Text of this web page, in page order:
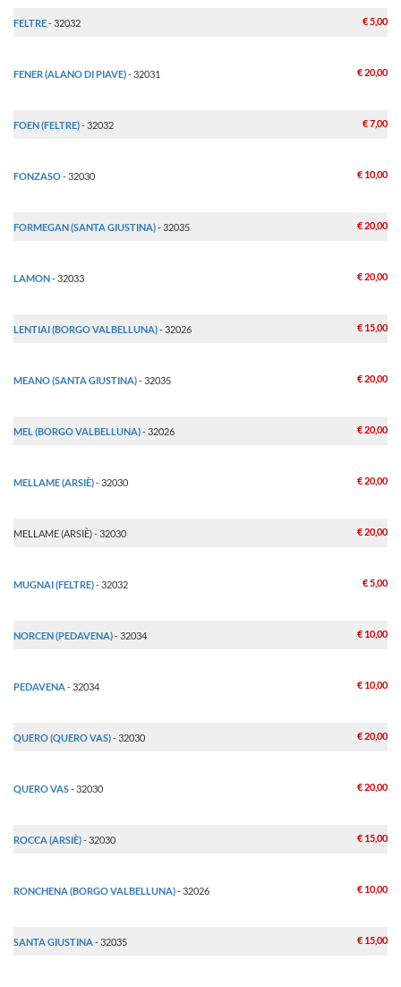
FELTRE- 32032 € 5,00
FENER (ALANO DI PIAVE)- 32031 € 20,00
FOEN (FELTRE)- 32032 € 7,00
FONZASO- 32030 € 10,00
FORMEGAN (SANTA GIUSTINA)- 32035 € 20,00
LAMON- 32033 € 20,00
LENTIAI (BORGO VALBELLUNA)- 32026 € 15,00
MEANO (SANTA GIUSTINA)- 32035 € 20,00
MEL (BORGO VALBELLUNA)- 32026 € 20,00
MELLAME (ARSIÈ)- 32030 € 20,00
MELLAME (ARSIÈ) - 32030 € 20,00
MUGNAI (FELTRE)- 32032 € 5,00
NORCEN (PEDAVENA)- 32034 € 10,00
PEDAVENA- 32034 € 10,00
QUERO (QUERO VAS)- 32030 € 20,00
QUERO VAS- 32030 € 20,00
ROCCA (ARSIÈ)- 32030 € 15,00
RONCHENA (BORGO VALBELLUNA)- 32026 € 10,00
SANTA GIUSTINA- 32035 € 15,00